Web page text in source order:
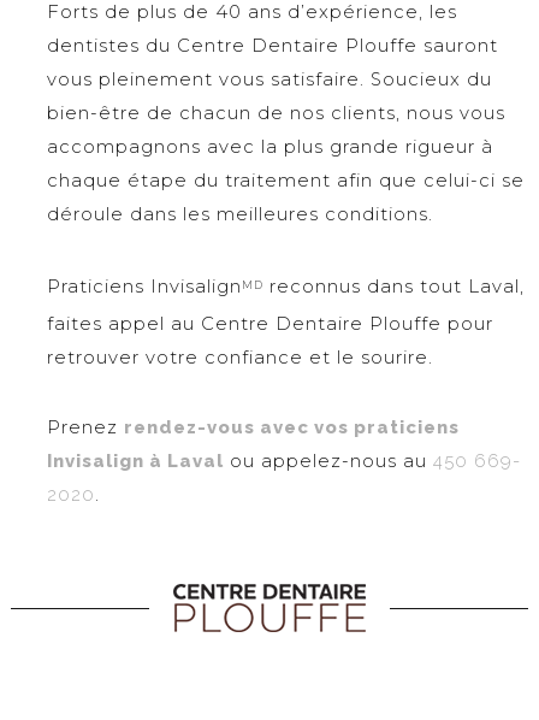
Forts de plus de 40 ans d’expérience, les
dentistes du Centre Dentaire Plouffe sauront
vous pleinement vous satisfaire. Soucieux du
bien-être de chacun de nos clients, nous vous
accompagnons avec la plus grande rigueur à
chaque étape du traitement afin que celui-ci se
déroule dans les meilleures conditions.
Praticiens Invisalign MD
reconnus dans tout Laval,
faites appel au Centre Dentaire Plouffe pour
retrouver votre confiance et le sourire.
Prenez rendez-vous avec vos praticiens
Invisalign à Laval ou appelez-nous au 450 669-
2020.